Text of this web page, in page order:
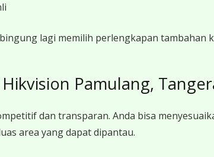
lagi memilih perlengkapan tambahan
Pamulang,
dan transparan. Anda bisa
area yang dapat dipantau.